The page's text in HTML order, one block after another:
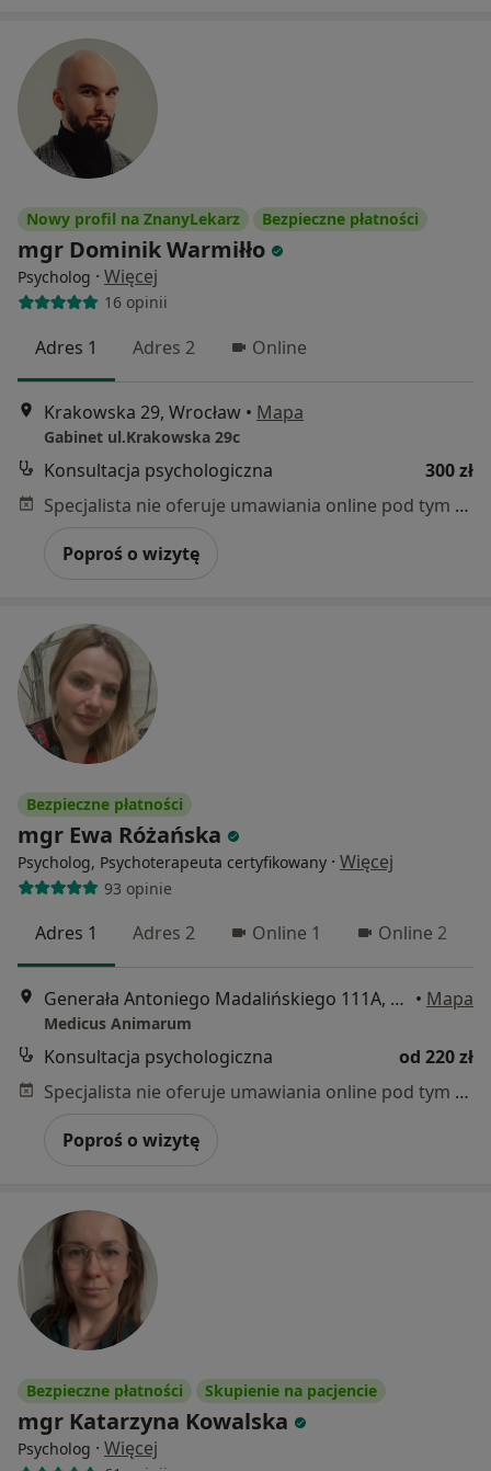
Nowy profil na ZnanyLekarz Bezpieczne płatności
mgr Dominik Warmiłło
Psycholog · Więcej
16 opinii
Adres 1 Adres 2 Online
Krakowska 29, Wrocław • Mapa
Gabinet ul.Krakowska 29c
Konsultacja psychologiczna
300 zł
Specjalista nie oferuje umawiania online pod tym adresem.
Poproś o wizytę
Bezpieczne płatności
mgr Ewa Różańska
Psycholog, Psychoterapeuta certyfikowany · Więcej
93 opinie
Adres 1 Adres 2 Online 1 Online 2
Generała Antoniego Madalińskiego 111A, Wrocław • Mapa
Medicus Animarum
Konsultacja psychologiczna
od 220 zł
Specjalista nie oferuje umawiania online pod tym adresem.
Poproś o wizytę
Bezpieczne płatności Skupienie na pacjencie
mgr Katarzyna Kowalska
Psycholog · Więcej